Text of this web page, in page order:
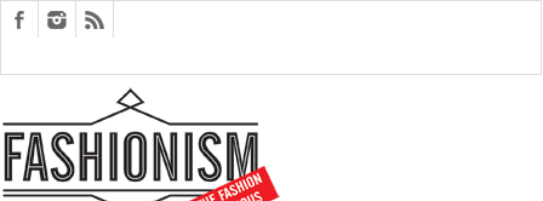
EDITORIALS
COUPLES
THERAPY
SARTORIAGRAM